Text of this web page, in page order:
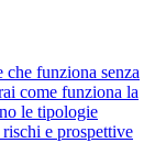
funziona senza
come funziona la
le tipologie
e prospettive